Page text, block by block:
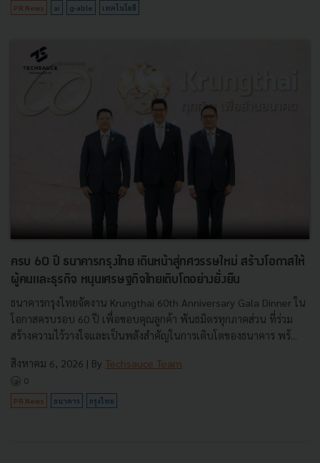
PR News ai g-able เทคโนโลยี
ครบ 60 ปี ธนาคารกรุงไทย เดินหน้าสู่ทศวรรษใหม่ สร้างโอกาสให้
ผู้คนและธุรกิจ หนุนเศรษฐกิจไทยเติบโตอย่างยั่งยืน
ธนาคารกรุงไทยจัดงาน Krungthai 60th Anniversary Gala Dinner ใน
โอกาสครบรอบ 60 ปี เพื่อขอบคุณลูกค้า พันธมิตรทุกภาคส่วน ที่ร่วม
สร้างความไว้วางใจและเป็นพลังสำคัญในการเติบโตของธนาคาร พร้...
สิงหาคม 6, 2026 | By Techsauce Team
0
PR News ธนาคาร กรุงไทย